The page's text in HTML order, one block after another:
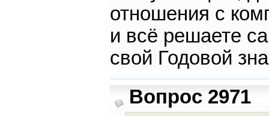
отношения с
и всё решаете
свой Годовой
Вопрос 2971